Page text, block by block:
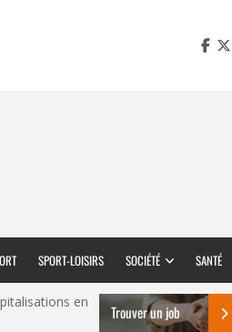
SPORT-LOISIRS SOCIÉTÉ SANTÉ
en
Trouver un job